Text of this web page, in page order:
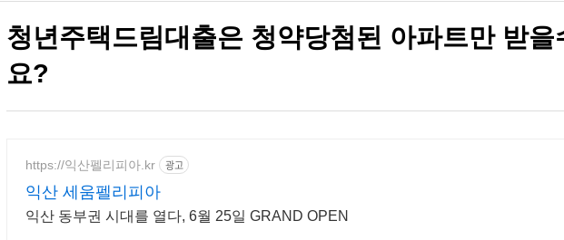
청년주택드림대출은 청약당첨된 아파트만 받을
요?
https://익산펠리피아.kr 광고
익산 세움펠리피아
익산 동부권 시대를 열다, 6월 25일 GRAND OPEN